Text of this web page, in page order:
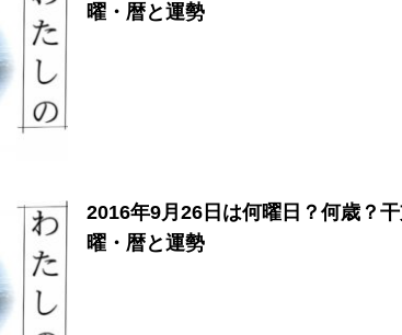
曜・暦と運勢
2016年9月26日は何曜日？何歳？
曜・暦と運勢